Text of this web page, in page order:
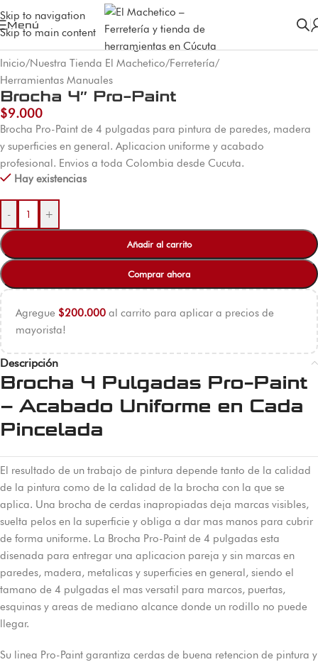
Skip to navigation
Skip to main content
Menú
Inicio/Nuestra Tienda El Machetico/Ferretería/
Herramientas Manuales
Brocha 4″ Pro-Paint
$9.000
Brocha Pro-Paint de 4 pulgadas para pintura de paredes, madera
y superficies en general. Aplicacion uniforme y acabado
profesional. Envios a toda Colombia desde Cucuta.
Hay existencias
- +
Añadir al carrito
Comprar ahora
Agregue $200.000 al carrito para aplicar a precios de
mayorista!
Descripción
Brocha 4 Pulgadas Pro-Paint
– Acabado Uniforme en Cada
Pincelada
El resultado de un trabajo de pintura depende tanto de la calidad
de la pintura como de la calidad de la brocha con la que se
aplica. Una brocha de cerdas inapropiadas deja marcas visibles,
suelta pelos en la superficie y obliga a dar mas manos para cubrir
de forma uniforme. La Brocha Pro-Paint de 4 pulgadas esta
disenada para entregar una aplicacion pareja y sin marcas en
paredes, madera, metalicas y superficies en general, siendo el
tamano de 4 pulgadas el mas versatil para marcos, puertas,
esquinas y areas de mediano alcance donde un rodillo no puede
llegar.
Su linea Pro-Paint garantiza cerdas de buena retencion de pintura y